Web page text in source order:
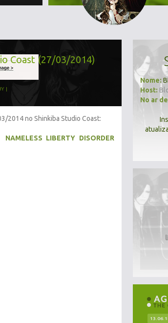
Coast (27/03/2014)
2014 no Shinkiba Studio Coast:
LIBERTY DISORDER
Nome:
Host:
No ar